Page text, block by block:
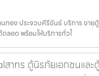
ทอง ประจวบคีรีขันธ์ บริการ ขาย
ลอด พร้อมให้บริการทั่วไ
าทร ตู้นิรภัยเอกชนและ